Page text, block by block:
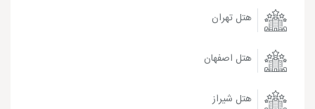
هتل تهران
هتل اصفهان
هتل شیراز